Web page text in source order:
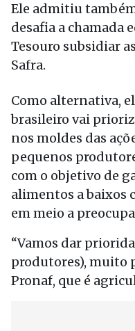
Ele admitiu
desafia a chamada
Tesouro subsidiar
Safra.
Como alternativa,
brasileiro vai
nos moldes das
pequenos
com o objetivo de
alimentos a baixos
em meio a
“Vamos dar
produtores), muito
Pronaf, que é